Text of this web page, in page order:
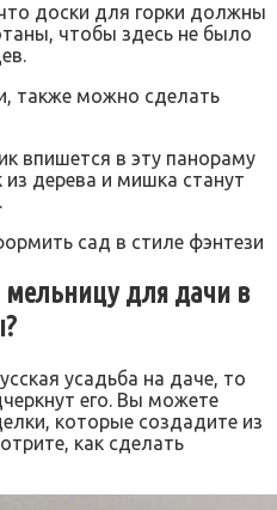
доски для горки должны
чтобы здесь не было
также можно сделать
впишется в эту панораму
из дерева и мишка станут
сад в стиле фэнтези
мельницу для дачи в
усадьба на даче, то
его. Вы можете
которые создадите из
как сделать